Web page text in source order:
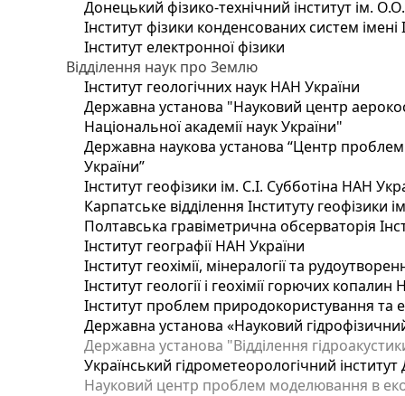
Донецький фізико-технічний інститут ім.
Інститут фізики конденсованих систем
Інститут електронної фізики
Відділення наук про Землю
Інститут геологічних наук НАН України
Державна установа "Науковий центр
Національної академії наук України"
Державна наукова установа “Центр проблем
України”
Інститут геофізики ім. С.І. Субботіна НАН
Карпатське відділення Інституту геофізики
Полтавська гравіметрична обсерваторія
Інститут географії НАН України
Інститут геохімії, мінералогії та
Інститут геології і геохімії горючих
Інститут проблем природокористування та
Державна установа «Науковий
Державна установа "Відділення
Український гідрометеорологічний
Науковий центр проблем моделювання в